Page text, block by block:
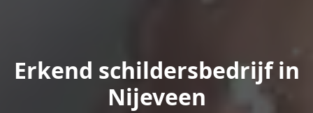
Erkend schildersbedrijf in
Nijeveen